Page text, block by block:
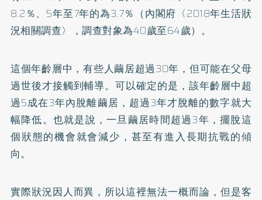
8.2％、5年至7年的為3.7％（內閣府〈2018年生活狀
況相關調查〉，調查對象為40歲至64歲）。
這個年齡層中，有些人繭居超過30年，但可能在父母
過世後才接觸到輔導。可以確定的是，該年齡層中超
過5成在3年內脫離繭居，超過3年才脫離的數字就大
幅降低。也就是說，一旦繭居時間超過3年，擺脫這
個狀態的機會就會減少，甚至有進入長期抗戰的傾
向。
實際狀況因人而異，所以這裡無法一概而論，但是客